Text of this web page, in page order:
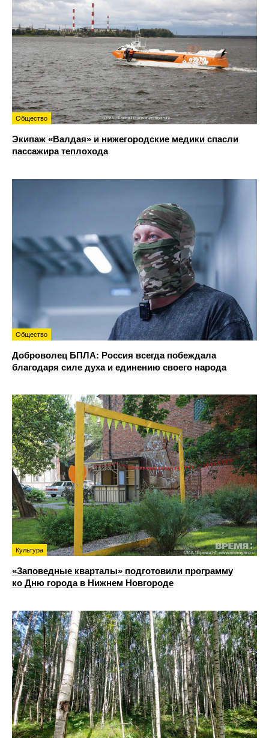
Общество
Экипаж «Валдая» и нижегородские медики спасли
пассажира теплохода
Общество
Доброволец БПЛА: Россия всегда побеждала
благодаря силе духа и единению своего народа
Культура
«Заповедные кварталы» подготовили программу
ко Дню города в Нижнем Новгороде